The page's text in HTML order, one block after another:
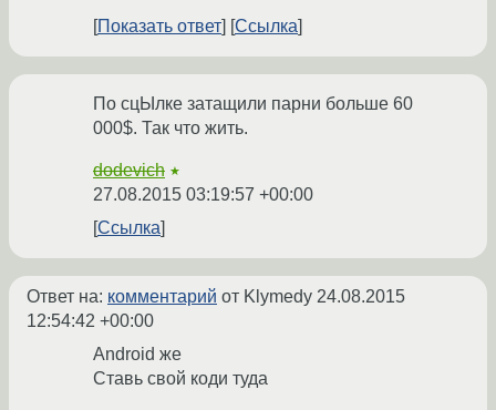
Показать ответ
Ссылка
По сцЫлке затащили парни больше 60
000$. Так что жить.
dodevich ★
27.08.2015 03:19:57 +00:00
Ссылка
Ответ на: комментарий от Klymedy 24.08.2015
12:54:42 +00:00
Android же
Ставь свой коди туда